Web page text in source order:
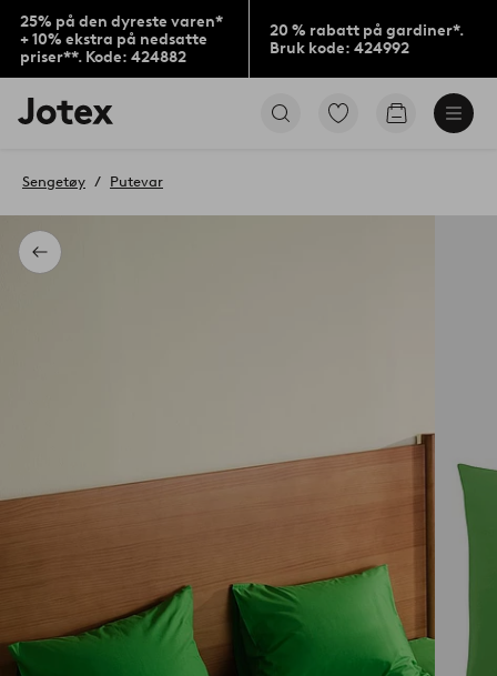
25% på den dyreste varen*
+ 10% ekstra på nedsatte
priser**. Kode: 424882
20 % rabatt på gardiner*.
Bruk kode: 424992
Jotex’
logo
til
Gå
Gå
Tilbake
Sengetøy Putevar